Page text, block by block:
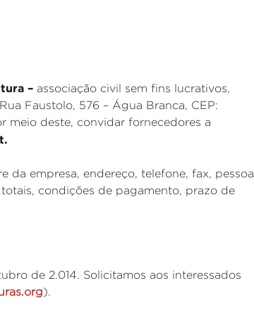
– associação civil sem fins lucrativos,
Faustolo, 576 – Água Branca, CEP:
meio deste, convidar fornecedores a
da empresa, endereço, telefone, fax, pessoa
condições de pagamento, prazo de
de 2.014. Solicitamos aos interessados
).